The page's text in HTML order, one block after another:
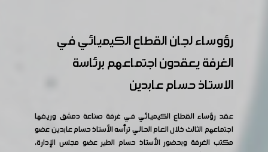
رؤوساء لجان القطاع الكيميائي في
الغرفة يعقدون اجتماعهم برئاسة
الاستاذ حسام عابدين
عقد رؤساء القطاع الكيميائي في غرفة صناعة دمشق وريفها
اجتماعهم الثالث خلال العام الحالي ترأسه الأستاذ حسام عابدين عضو
مكتب الغرفة وبحضور الأستاذ حسام الطير عضو مجلس الإدارة،